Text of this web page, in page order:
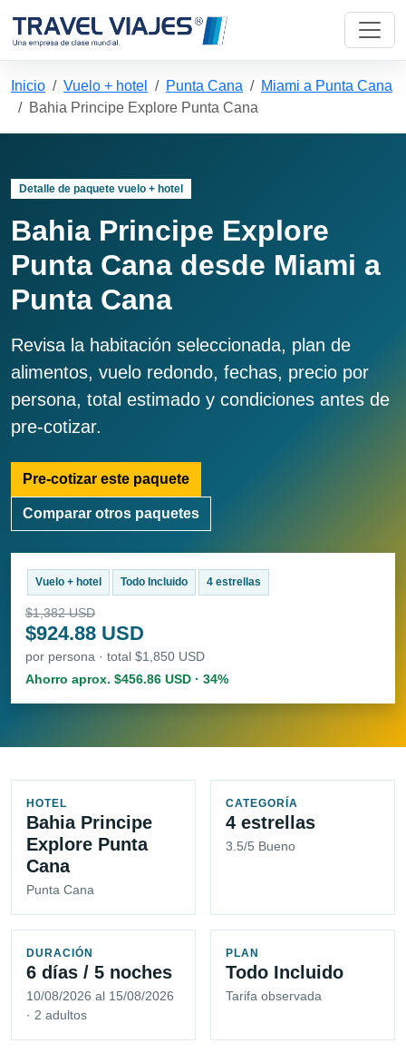
Inicio Vuelo + hotel Punta Cana
Miami a Punta Cana
Bahia Principe Explore Punta Cana
Detalle de paquete vuelo + hotel
Bahia Principe Explore
Punta Cana desde Miami a
Punta Cana
Revisa la habitación seleccionada, plan de
alimentos, vuelo redondo, fechas, precio por
persona, total estimado y condiciones antes de
pre-cotizar.
Pre-cotizar este paquete
Comparar otros paquetes
Vuelo + hotel Todo Incluido 4 estrellas
$1,382 USD
$924.88 USD
por persona · total $1,850 USD
Ahorro aprox. $456.86 USD · 34%
HOTEL
Bahia Principe
Explore Punta
Cana
Punta Cana
CATEGORÍA
4 estrellas
3.5/5 Bueno
DURACIÓN
6 días / 5 noches
10/08/2026 al 15/08/2026
· 2 adultos
PLAN
Todo Incluido
Tarifa observada